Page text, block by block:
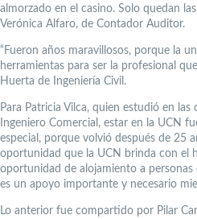
almorzado en el casino. Solo quedan
Verónica Alfaro, de Contador Auditor.
“Fueron años maravillosos, porque la
herramientas para ser la profesional
Huerta de Ingeniería Civil.
Para Patricia Vilca, quien estudió en
Ingeniero Comercial, estar en la UCN
especial, porque volvió después de 25
oportunidad que la UCN brinda con el
oportunidad de alojamiento a personas
es un apoyo importante y necesario
Lo anterior fue compartido por Pilar